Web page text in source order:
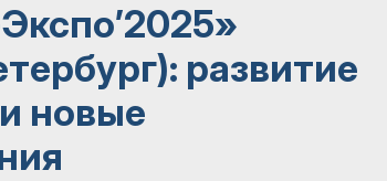
развитие
новые